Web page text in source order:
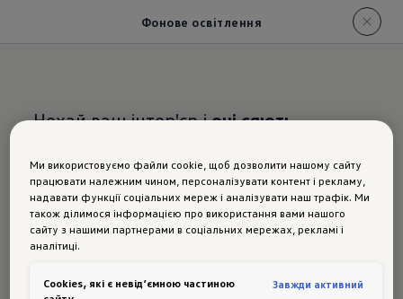
Фонове освітлення
Нехай ваш інтер'єр іочі сяють
Фонове освітленняв
новому Passat
Ми використовуємо файли cookie, щоб дозволити нашому сайту
працювати належним чином, персоналізувати контент і рекламу,
надавати функції соціальних мереж і аналізувати наш трафік. Ми
також ділимося інформацією про використання вами нашого
сайту з нашими партнерами в соціальних мережах, рекламі і
аналітиці.
Сookies, які є невід’ємною частиною
Завжди активний